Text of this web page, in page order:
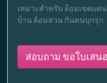
เหมาะสำหรับ ล้อมเขตแ
บ้าน ล้อมสวน กันคนบุกรุก
สอบถาม ขอใบเสน